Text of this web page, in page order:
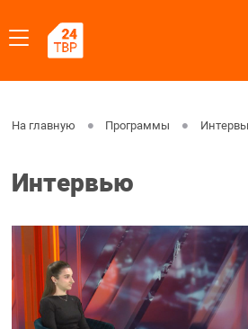
На главную Программы
Интервью